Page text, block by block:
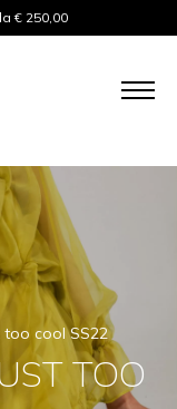
€ 250,00
too cool SS22
TOO